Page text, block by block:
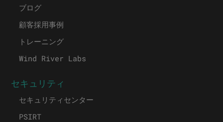
ブログ
顧客採用事例
トレーニング
Wind River Labs
セキュリティ
セキュリティセンター
PSIRT